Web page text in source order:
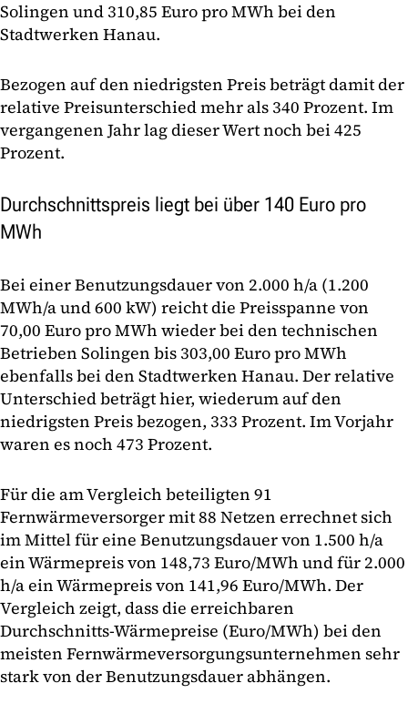
Solingen und 310,85 Euro pro MWh bei den
Stadtwerken Hanau.
Bezogen auf den niedrigsten Preis beträgt damit der
relative Preisunterschied mehr als 340 Prozent. Im
vergangenen Jahr lag dieser Wert noch bei 425
Prozent.
Durchschnittspreis liegt bei über 140 Euro pro
MWh
Bei einer Benutzungsdauer von 2.000 h/a (1.200
MWh/a und 600 kW) reicht die Preisspanne von
70,00 Euro pro MWh wieder bei den technischen
Betrieben Solingen bis 303,00 Euro pro MWh
ebenfalls bei den Stadtwerken Hanau. Der relative
Unterschied beträgt hier, wiederum auf den
niedrigsten Preis bezogen, 333 Prozent. Im Vorjahr
waren es noch 473 Prozent.
Für die am Vergleich beteiligten 91
Fernwärmeversorger mit 88 Netzen errechnet sich
im Mittel für eine Benutzungsdauer von 1.500 h/a
ein Wärmepreis von 148,73 Euro/MWh und für 2.000
h/a ein Wärmepreis von 141,96 Euro/MWh. Der
Vergleich zeigt, dass die erreichbaren
Durchschnitts-Wärmepreise (Euro/MWh) bei den
meisten Fernwärmeversorgungsunternehmen sehr
stark von der Benutzungsdauer abhängen.